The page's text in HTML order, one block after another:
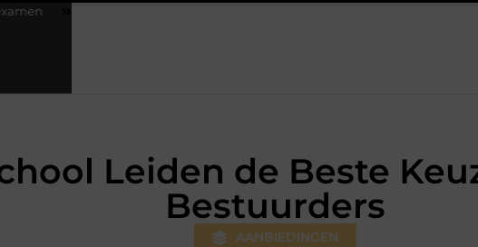
Hilversum: professionele hulp bij pijn en bewegingsklachten
Leiden de Beste
Bestuurders
AANBIEDINGEN